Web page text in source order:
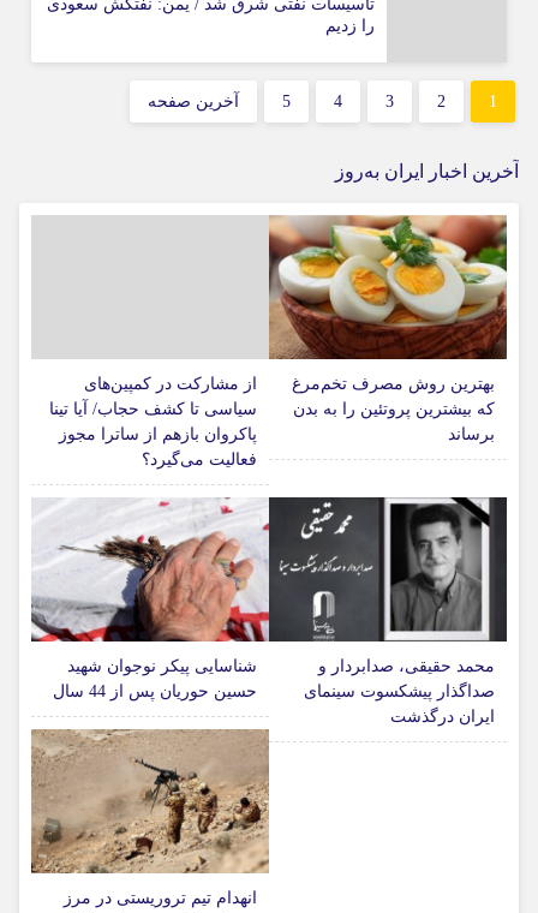
تاسیسات نفتی شرق شد / یمن: نفتکش سعودی
را زدیم
1
2
3
4
5 آخرین صفحه
آخرین اخبار ایران به‌روز
بهترین روش مصرف تخم‌مرغ
که بیشترین پروتئین را به بدن
برساند
از مشارکت در کمپین‌های
سیاسی تا کشف حجاب/ آیا تینا
پاکروان بازهم از ساترا مجوز
فعالیت می‌گیرد؟
محمد حقیقی، صدابردار و
صداگذار پیشکسوت سینمای
ایران درگذشت
شناسایی پیکر نوجوان شهید
حسین حوریان پس از 44 سال
انهدام تیم تروریستی در مرز